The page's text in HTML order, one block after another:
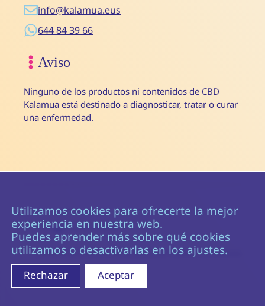
info@kalamua.eus
644 84 39 66
Aviso
Ninguno de los productos ni contenidos de CBD
Kalamua está destinado a diagnosticar, tratar o curar
una enfermedad.
© 2026 CBD Kalamua
Aviso legal Política de privacidad Política de cookies
Utilizamos cookies para ofrecerte la mejor
experiencia en nuestra web.
Puedes aprender más sobre qué cookies
utilizamos o desactivarlas en los ajustes.
Aceptar
Rechazar